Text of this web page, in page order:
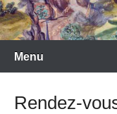
Menu
Rendez-